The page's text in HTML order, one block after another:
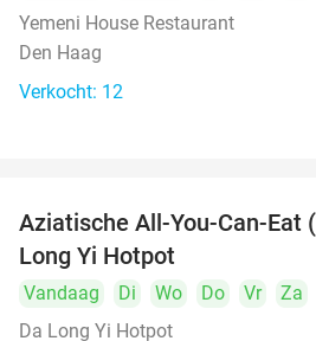
Yemeni House Restaurant
Den Haag
Verkocht: 12
Aziatische All-You-Can-Eat
Long Yi Hotpot
Vandaag Di Wo Do Vr
Za
Da Long Yi Hotpot